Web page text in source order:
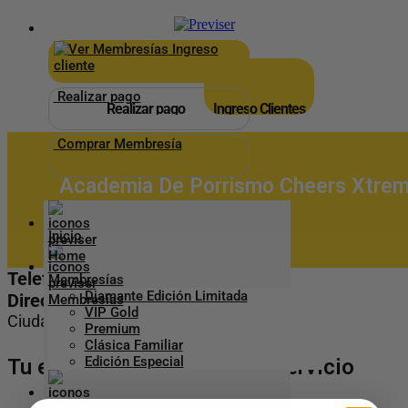
Ingreso
cliente
Realizar pago
Comprar Membresía
Inicio
Membresías
Diamante Edición Limitada
VIP Gold
Premium
Clásica Familiar
Edición Especial
Realizar pago Ingreso Clientes
Academia De Porrismo Cheers
Telefono: 3108949826
Dirección: cr 19 8 35
Ciudad: Armenia
Tu eliges cómo agendar tu servicio